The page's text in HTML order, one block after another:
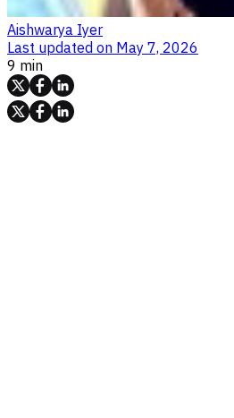
Aishwarya Iyer
Last updated on May 7, 2026
9 min